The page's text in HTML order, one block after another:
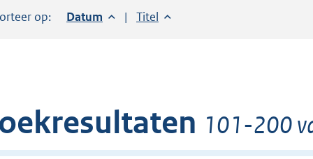
op: Sorteer op:
Datum aflopendSorteer op:
Titel oplopend
101-200